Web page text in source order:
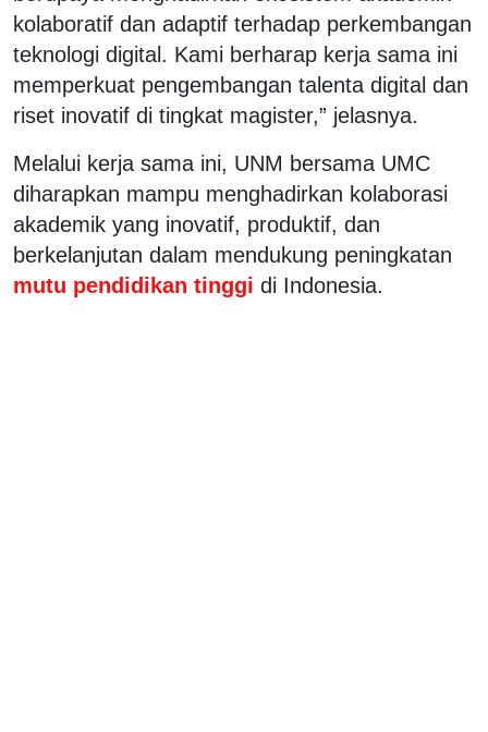
kolaboratif dan adaptif terhadap perkembangan
teknologi digital. Kami berharap kerja sama ini
memperkuat pengembangan talenta digital dan
riset inovatif di tingkat magister,” jelasnya.
Melalui kerja sama ini, UNM bersama UMC
diharapkan mampu menghadirkan kolaborasi
akademik yang inovatif, produktif, dan
berkelanjutan dalam mendukung peningkatan
mutu pendidikan tinggi di Indonesia.